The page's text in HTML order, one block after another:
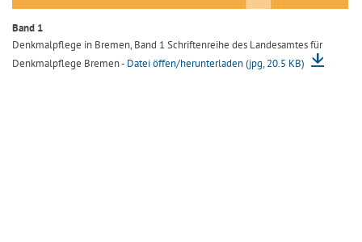
Band 1
Denkmalpflege in Bremen, Band 1 Schriftenreihe des Landesamtes für
Denkmalpflege Bremen - Datei öffen/herunterladen (jpg, 20.5 KB)